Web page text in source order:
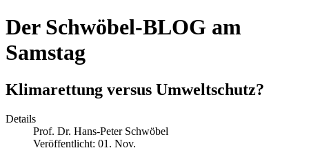
Der Schwöbel-BLOG am
Samstag
Klimarettung versus Umweltschutz?
Details
Prof. Dr. Hans-Peter Schwöbel
Veröffentlicht: 01. Nov.